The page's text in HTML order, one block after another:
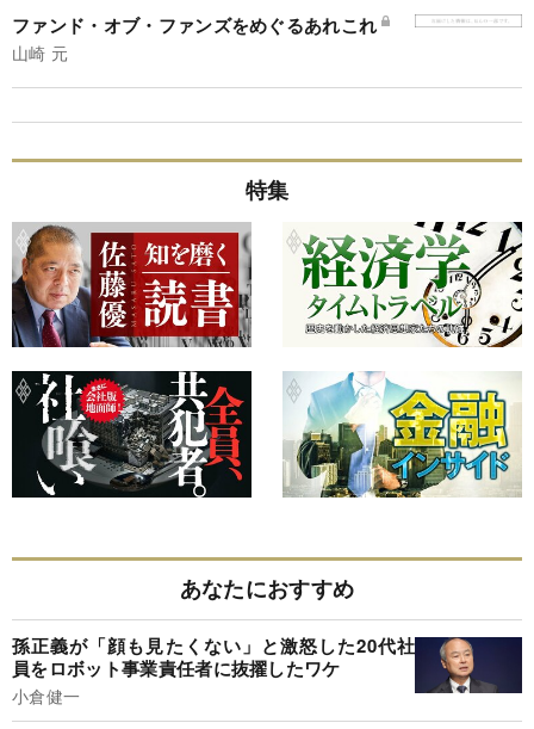
ファンド・オブ・ファンズをめぐるあれこれ
山崎 元
特集
あなたにおすすめ
孫正義が「顔も見たくない」と激怒した20代社
員をロボット事業責任者に抜擢したワケ
小倉健一